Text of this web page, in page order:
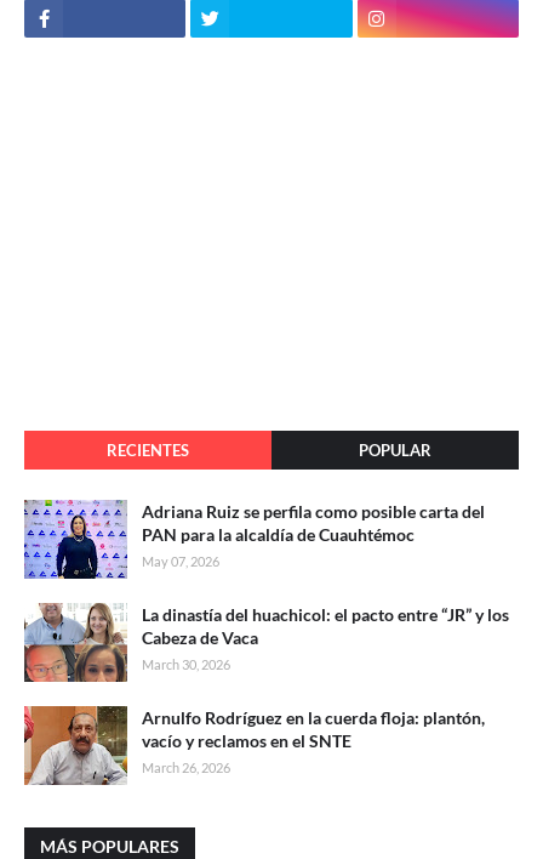
RECIENTES POPULAR
Adriana Ruiz se perfila como posible carta del
PAN para la alcaldía de Cuauhtémoc
May 07, 2026
La dinastía del huachicol: el pacto entre “JR” y los
Cabeza de Vaca
March 30, 2026
Arnulfo Rodríguez en la cuerda floja: plantón,
vacío y reclamos en el SNTE
March 26, 2026
MÁS POPULARES